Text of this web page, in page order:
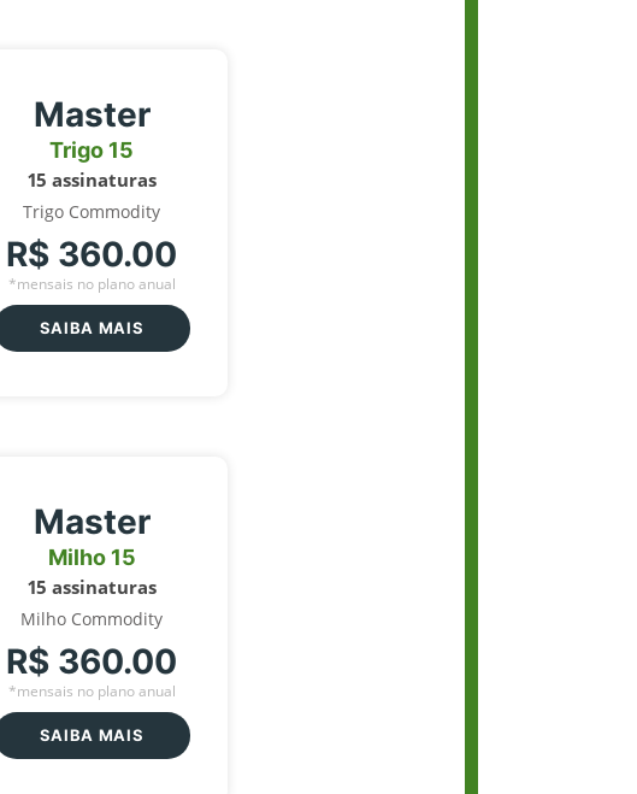
Master
Trigo 15
15 assinaturas
Trigo Commodity
R$ 360.00
*mensais no plano anual
SAIBA MAIS
Master
Milho 15
15 assinaturas
Milho Commodity
R$ 360.00
*mensais no plano anual
SAIBA MAIS